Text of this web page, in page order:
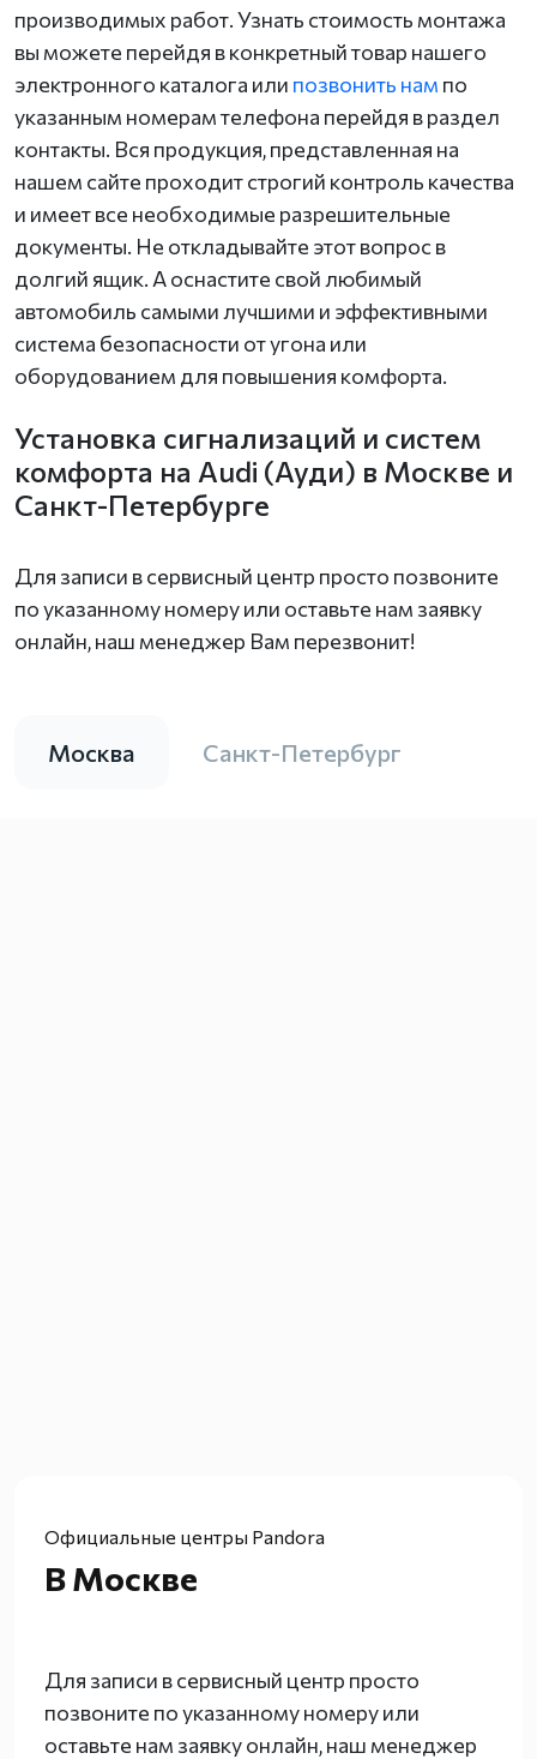
производимых работ. Узнать стоимость монтажа
вы можете перейдя в конкретный товар нашего
электронного каталога или позвонить нам по
указанным номерам телефона перейдя в раздел
контакты. Вся продукция, представленная на
нашем сайте проходит строгий контроль качества
и имеет все необходимые разрешительные
документы. Не откладывайте этот вопрос в
долгий ящик. А оснастите свой любимый
автомобиль самыми лучшими и эффективными
система безопасности от угона или
оборудованием для повышения комфорта.
Установка сигнализаций и систем
комфорта на Audi (Ауди) в Москве и
Санкт-Петербурге
Для записи в сервисный центр просто позвоните
по указанному номеру или оставьте нам заявку
онлайн, наш менеджер Вам перезвонит!
Москва Санкт-Петербург
Официальные центры Pandora
В Москве
Для записи в сервисный центр просто
позвоните по указанному номеру или
оставьте нам заявку онлайн, наш менеджер